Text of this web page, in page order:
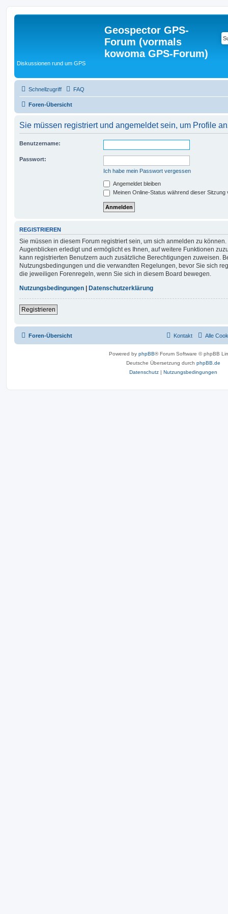
Geospector GPS-
Forum (vormals
kowoma GPS-Forum)
Diskussionen rund um GPS
Schnellzugriff FAQ
Foren-Übersicht
Sie müssen registriert und angemeldet sein, um Profile
Benutzername:
Passwort:
Ich habe mein Passwort vergessen
Angemeldet bleiben
Meinen Online-Status während dieser Sitzung
REGISTRIEREN
Sie müssen in diesem Forum registriert sein, um sich anmelden zu
Augenblicken erledigt und ermöglicht es Ihnen, auf weitere Funktionen
kann registrierten Benutzern auch zusätzliche Berechtigungen zuweisen.
Nutzungsbedingungen und die verwandten Regelungen, bevor Sie sich
die jeweiligen Forenregeln, wenn Sie sich in diesem Board bewegen.
Nutzungsbedingungen
Datenschutzerklärung
Registrieren
Foren-Übersicht Alle
Kontakt
Powered by phpBB® Forum Software © phpBB
Deutsche Übersetzung durch phpBB.de
Datenschutz | Nutzungsbedingungen